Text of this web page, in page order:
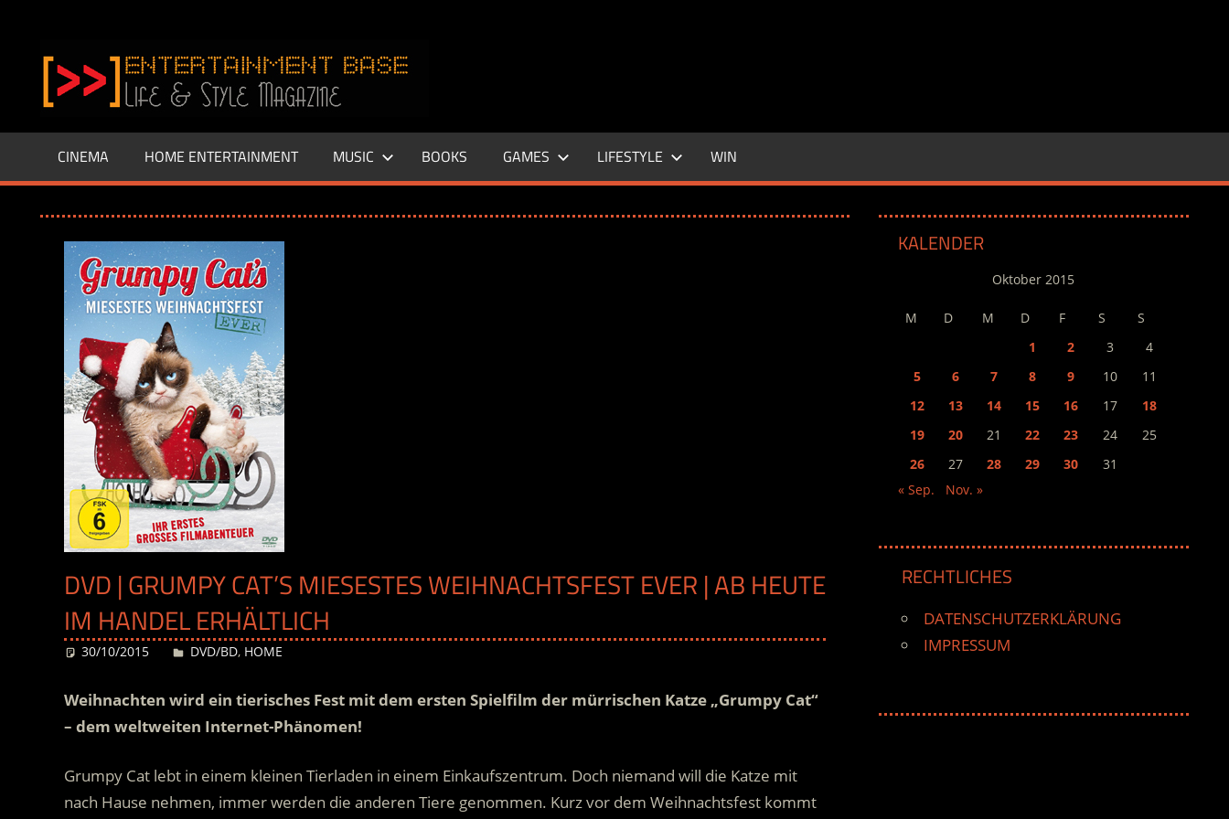
springen
–
LIFE
Base.de
CINEMA HOME ENTERTAINMENT MUSIC BOOKS GAMES LIFESTYLE WIN
DVD | GRUMPY CAT’S MIESESTES WEIHNACHTSFEST EVER | AB HEUTE
IM HANDEL ERHÄLTLICH
30/10/2015 Desiree
DVD/BD, HOME
Weihnachten wird ein tierisches Fest mit dem ersten Spielfilm der mürrischen Katze „Grumpy Cat“
– dem weltweiten Internet-Phänomen!
Grumpy Cat lebt in einem kleinen Tierladen in einem Einkaufszentrum. Doch niemand will die Katze mit
nach Hause nehmen, immer werden die anderen Tiere genommen. Kurz vor dem Weihnachtsfest kommt
KALENDER
Oktober 2015
M D M D F S
S
1
2 3
4
5
6 7 8 9 10
11
12
13 14 15 16 17
18
19
20 21 22 23 24
25
26
27 28 29 30
31
« Sep.
Nov. »
RECHTLICHES
DATENSCHUTZERKLÄRUNG
IMPRESSUM